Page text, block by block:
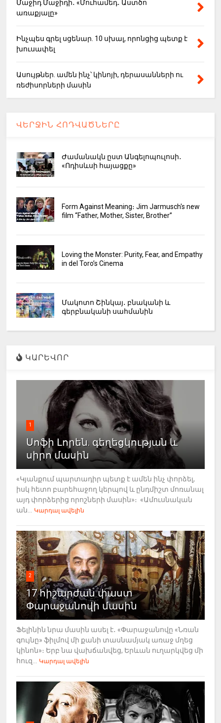
Մաջիդ Մաջիդի․ «Մուհամեդ․ Աստծո
առաքյալը»
Ինչպես գրել սցենար. 10 սխալ, որոնցից պետք է
խուսափել
Ասույթներ. ամեն ինչ՝ կինոյի, դերասանների ու
ռեժիսորների մասին
ՎԵՐՋԻՆ ՀՈԴՎԱԾՆԵՐԸ
Ժամանակն ըստ Անգելոպուլոսի․
«Ոդիսևսի հայացքը»
Form Against Meaning։ Jim Jarmusch's new
film “Father, Mother, Sister, Brother”
Loving the Monster: Purity, Fear, and Empathy
in del Toro’s Cinema
Մակոտո Շինկայ․ բնականի և
գերբնականի սահմանին
ԿԱՐԵՎՈՐ
1
Սոֆի Լորեն. գեղեցկության և
սիրո մասին
«Կյանքում պարտադիր պետք է ամեն ինչ փորձել,
իսկ հետո բարեհաջող կերպով և ընդմիշտ մոռանալ
այդ փորձերից որոշների մասին»։ «Ամուսնական
ան...
Կարդալ ավելին
2
17 հիշարժան փաստ
Փարաջանովի մասին
Ֆելինին նրա մասին ասել է․ «Փարաջանովը «Նռան
գույնը» ֆիլմով մի քանի տասնամյակ առաջ մղեց
կինոն»։ Երբ նա վախճանվեց, Երևան ուղարկվեց մի
հուզ...
Կարդալ ավելին